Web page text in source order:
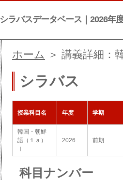
シラバスデータベース｜2026年
ホーム ＞ 講義詳細：
シラバス
授業科目名 年度 学期
韓国・朝鮮
語（１ａ）
Ⅰ
2026 前期
科目ナンバー